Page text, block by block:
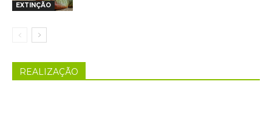
EXTINÇÃO
REALIZAÇÃO